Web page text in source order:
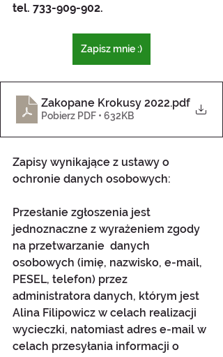
tel. 733-909-902.
Zapisz mnie :)
Zakopane Krokusy 2022.pdf
Pobierz PDF • 632KB
Zapisy wynikające z ustawy o
ochronie danych osobowych:
Przesłanie zgłoszenia jest
jednoznaczne z wyrażeniem zgody
na przetwarzanie  danych
osobowych (imię, nazwisko, e-mail,
PESEL, telefon) przez
administratora danych, którym jest
Alina Filipowicz w celach realizacji
wycieczki, natomiast adres e-mail w
celach przesyłania informacji o